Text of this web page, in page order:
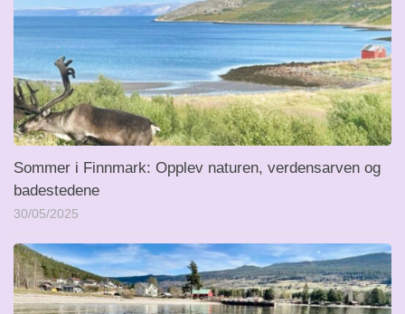
Sommer i Finnmark: Opplev naturen, verdensarven og
badestedene
30/05/2025